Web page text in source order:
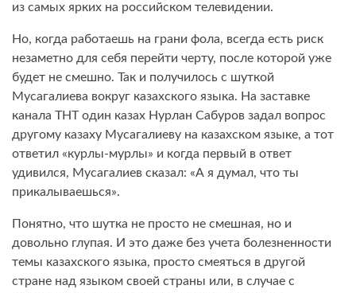
из самых ярких на российском телевидении.
Но, когда работаешь на грани фола, всегда есть риск
незаметно для себя перейти черту, после которой уже
будет не смешно. Так и получилось с шуткой
Мусагалиева вокруг казахского языка. На заставке
канала ТНТ один казах Нурлан Сабуров задал вопрос
другому казаху Мусагалиеву на казахском языке, а тот
ответил «курлы-мурлы» и когда первый в ответ
удивился, Мусагалиев сказал: «А я думал, что ты
прикалываешься».
Понятно, что шутка не просто не смешная, но и
довольно глупая. И это даже без учета болезненности
темы казахского языка, просто смеяться в другой
стране над языком своей страны или, в случае с